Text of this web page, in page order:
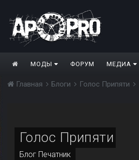
МОДЫ ФОРУМ МЕДИА
Главная Блоги Голос Припяти
Голос Припяти
Блог Печатник